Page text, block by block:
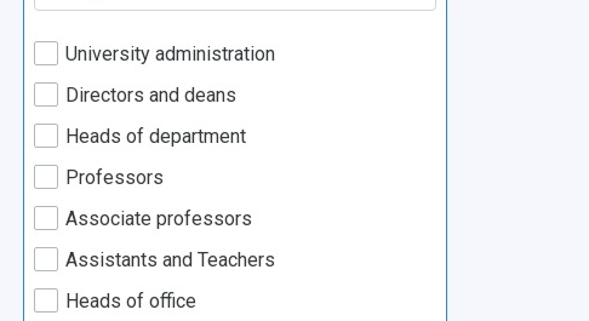
University administration
Directors and deans
Heads of department
Professors
Associate professors
Assistants and Teachers
Heads of office